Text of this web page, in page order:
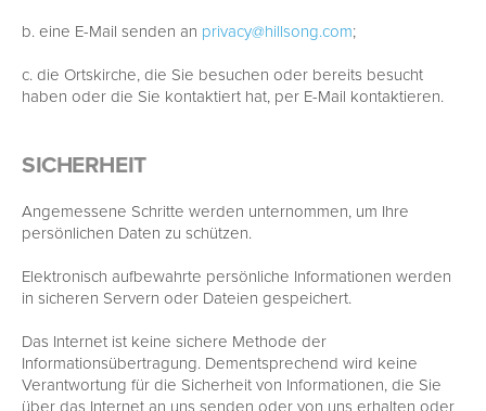
b. eine E-Mail senden an privacy@hillsong.com;
c. die Ortskirche, die Sie besuchen oder bereits besucht
haben oder die Sie kontaktiert hat, per E-Mail kontaktieren.
SICHERHEIT
Angemessene Schritte werden unternommen, um Ihre
persönlichen Daten zu schützen.
Elektronisch aufbewahrte persönliche Informationen werden
in sicheren Servern oder Dateien gespeichert.
Das Internet ist keine sichere Methode der
Informationsübertragung. Dementsprechend wird keine
Verantwortung für die Sicherheit von Informationen, die Sie
über das Internet an uns senden oder von uns erhalten oder